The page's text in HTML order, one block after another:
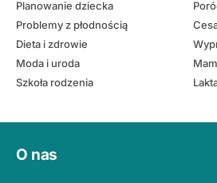
Planowanie dziecka
Problemy z płodnością
Dieta i zdrowie
Moda i uroda
Szkoła rodzenia
O nas